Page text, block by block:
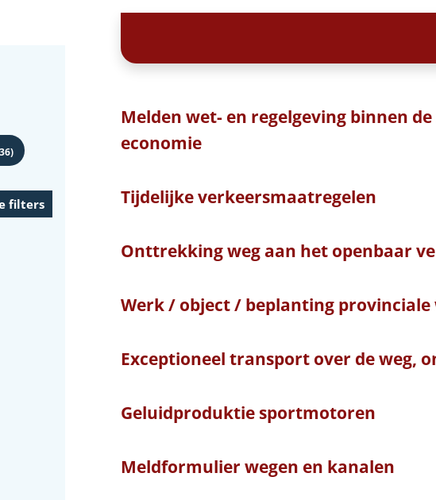
Melden wet- en regelgeving binnen
economie
Tijdelijke verkeersmaatregelen
Onttrekking weg aan het openbaar
Werk / object / beplanting provinciale
Exceptioneel transport over de weg,
Geluidproduktie sportmotoren
Meldformulier wegen en kanalen
)